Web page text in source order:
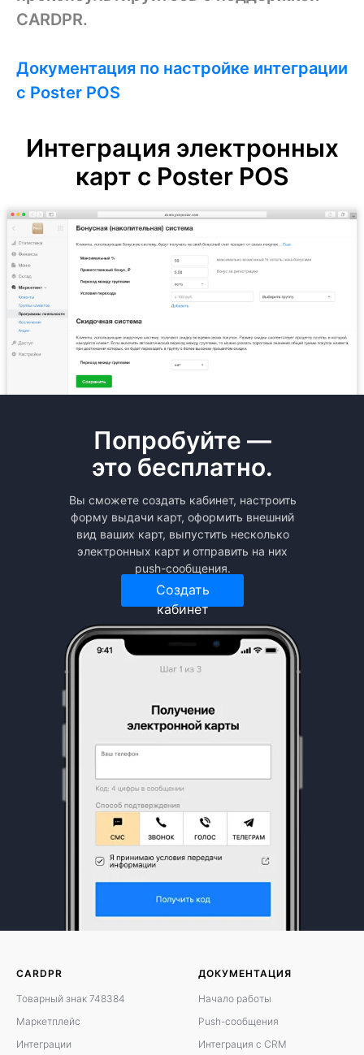
CARDPR.
Документация по настройке интеграции
с Poster POS
Интеграция электронных
карт с Poster POS
Попробуйте —
это бесплатно.
Вы сможете создать кабинет, настроить
форму выдачи карт, оформить внешний
вид ваших карт, выпустить несколько
электронных карт и отправить на них
push-сообщения.
Создать
кабинет
CARDPR
Товарный знак 748384
Маркетплейс
Интеграции
ДОКУМЕНТАЦИЯ
Начало работы
Push-сообщения
Интеграция с CRM